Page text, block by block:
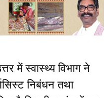
में स्वास्थ्य विभाग ने
निबंधन तथा